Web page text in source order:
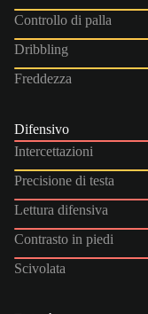
Controllo di palla
Dribbling
Freddezza
Difensivo
Intercettazioni
Precisione di testa
Lettura difensiva
Contrasto in piedi
Scivolata